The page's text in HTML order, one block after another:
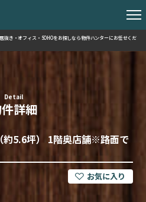
き・オフィス・SOHOをお探しなら物件ハンターにお任せくだ
Detail
詳細
5.6坪） 1階奥店舗※路面で